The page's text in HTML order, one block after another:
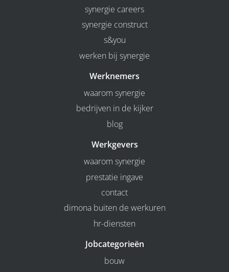
synergie careers
synergie construct
s&you
werken bij synergie
Werknemers
waarom synergie
bedrijven in de kijker
blog
Werkgevers
waarom synergie
prestatie ingave
contact
dimona buiten de werkuren
hr-diensten
Jobcategorieën
bouw